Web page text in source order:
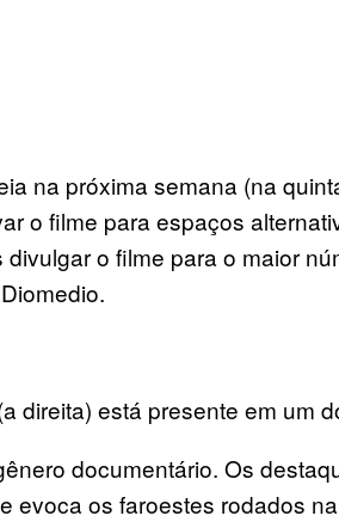
na próxima semana (na
o filme para espaços
divulgar o filme para o maior
direita) está presente em um
documentário. Os
evoca os faroestes rodados